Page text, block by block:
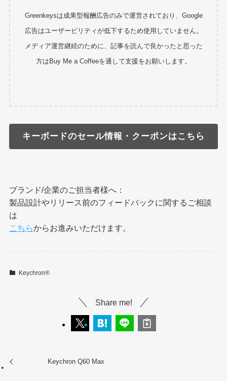
Greenkeysは成果型報酬広告のみで運営されており、Google
広告はユーザービリティが低下するため使用していません。
メディア運営継続のために、記事を読んで良かったと思った
方はBuy Me a Coffeeを通して支援をお願いします。
キーボードのセール情報・クーポンはこちら
ブランド/企業のご担当者様へ：
製品設計やリリース前のフィードバックに関するご相談
は
こちらからお進みいただけます。
Keychron®︎
Share me!
Keychron Q60 Max